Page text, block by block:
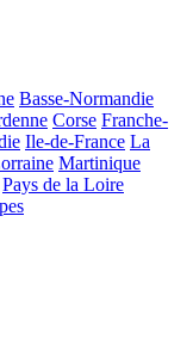
Basse-Normandie
Corse Franche-
Ile-de-France La
Martinique
Pays de la Loire